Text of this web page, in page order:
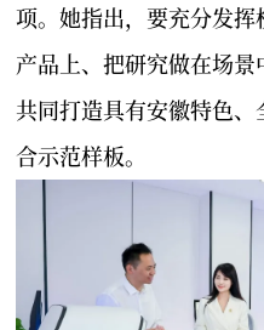
项。她指出，要充分发
产品上、把研究做在场景
共同打造具有安徽特色
合示范样板。